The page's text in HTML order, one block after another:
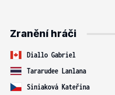
Zranění hráči
Diallo Gabriel
Tararudee Lanlana
Siniaková Kateřina